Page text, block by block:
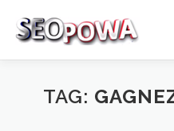
RÉFÉRENCEMENT
TAG: